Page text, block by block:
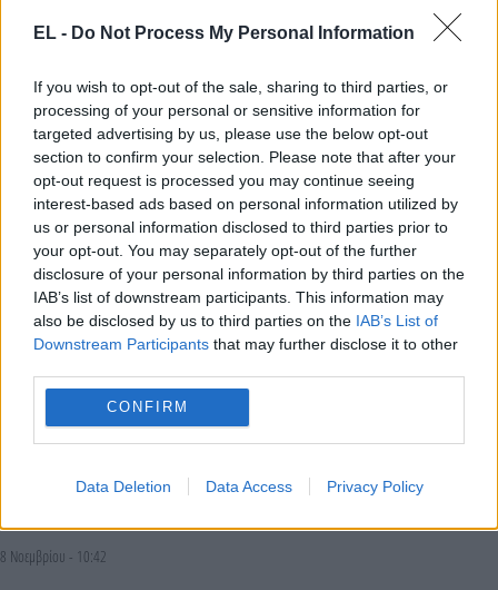
EL - Do Not Process My Personal Information
If you wish to opt-out of the sale, sharing to third parties, or
processing of your personal or sensitive information for
targeted advertising by us, please use the below opt-out
section to confirm your selection. Please note that after your
opt-out request is processed you may continue seeing
interest-based ads based on personal information utilized by
us or personal information disclosed to third parties prior to
your opt-out. You may separately opt-out of the further
disclosure of your personal information by third parties on the
IAB’s list of downstream participants. This information may
also be disclosed by us to third parties on the IAB’s List of
Downstream Participants that may further disclose it to other
CONFIRM
Data Deletion Data Access Privacy Policy
ΠΑΙΔΕΙΑ
3 Απριλίου - 11:51
Η νέα ψηφιακή εποχή στα ελληνικά σχολεία – Τι
αποφασίστηκε
8 Νοεμβρίου - 10:42